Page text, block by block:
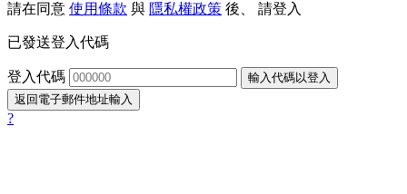
請在同意 使用條款 與 隱私權政策 後、 請登入
已發送登入代碼
登入代碼
輸入代碼以登入
返回電子郵件地址輸入
?